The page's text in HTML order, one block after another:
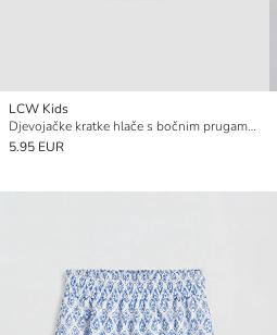
LCW Kids
Djevojačke kratke hlače s bočnim prugama, mekani dodir
5.95 EUR